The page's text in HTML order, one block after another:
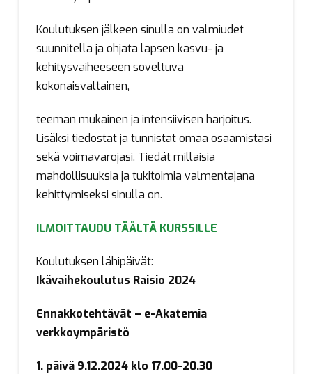
Koulutuksen jälkeen sinulla on valmiudet
suunnitella ja ohjata lapsen kasvu- ja
kehitysvaiheeseen soveltuva
kokonaisvaltainen,
teeman mukainen ja intensiivisen harjoitus.​
Lisäksi tiedostat ja tunnistat omaa osaamistasi
sekä voimavarojasi. Tiedät millaisia
mahdollisuuksia ja tukitoimia valmentajana
kehittymiseksi sinulla on.​
ILMOITTAUDU TÄÄLTÄ KURSSILLE
Koulutuksen lähipäivät:
Ikävaihekoulutus Raisio 2024
Ennakkotehtävät – e-Akatemia
verkkoympäristö
1. päivä 9.12.2024 klo 17.00-20.30